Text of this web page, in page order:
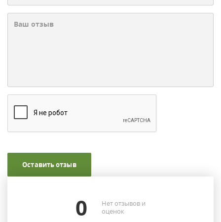
Оставить отзыв
0
Нет отзывов и
оценок